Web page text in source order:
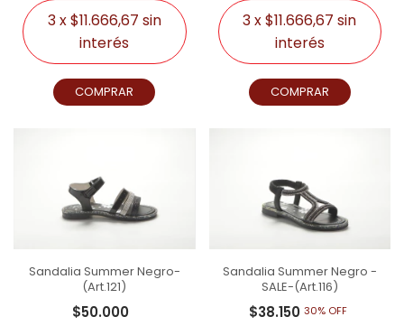
3x$11.666,67 sin
interés
COMPRAR
3x$11.666,67 sin
interés
COMPRAR
Sandalia Summer Negro-
(Art.121)
$50.000
Sandalia Summer Negro -
SALE-(Art.116)
$38.150 30% OFF